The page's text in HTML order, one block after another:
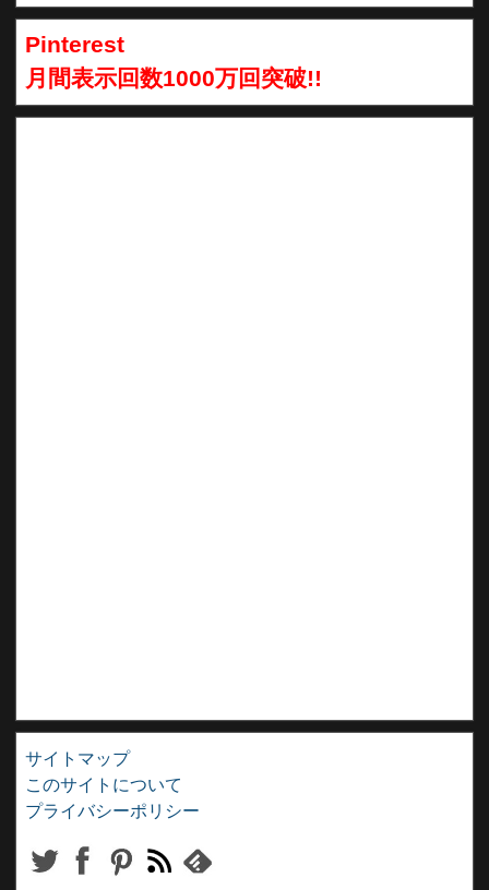
Pinterest
月間表示回数1000万回突破!!
サイトマップ
このサイトについて
プライバシーポリシー